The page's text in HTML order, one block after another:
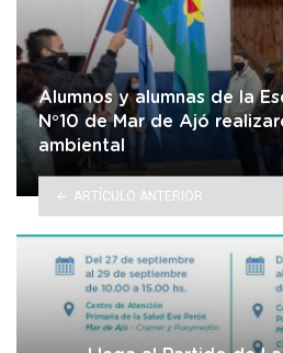
Alumnos y alumnas de la
N°10 de Mar de Ajó
ambiental
ARTÍCULO ANTERIOR